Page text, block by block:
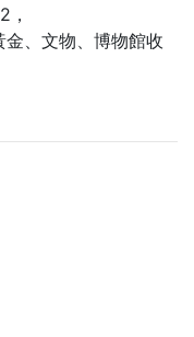
金、文物、博物館收